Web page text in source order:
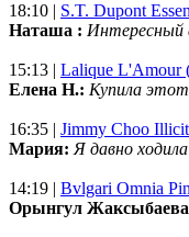
18:10 | S.T. Dupont
Наташа : Интересный
15:13 | Lalique L'Amour
Елена Н.: Купила
16:35 | Jimmy Choo
Мария: Я давно
14:19 | Bvlgari Omnia
Орынгул